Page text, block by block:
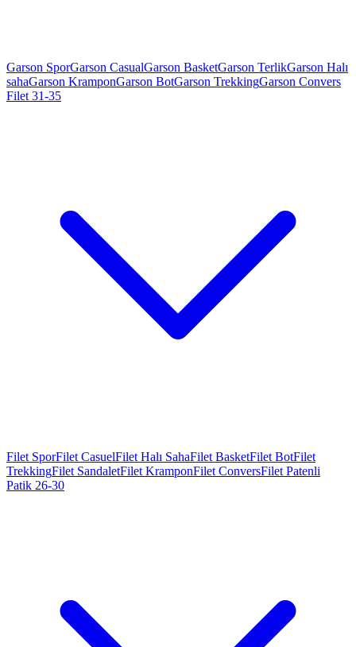
Garson SporGarson CasualGarson BasketGarson TerlikGarson Halı
sahaGarson KramponGarson BotGarson TrekkingGarson Convers
Filet 31-35
Filet SporFilet CasuelFilet Halı SahaFilet BasketFilet BotFilet
TrekkingFilet SandaletFilet KramponFilet ConversFilet Patenli
Patik 26-30